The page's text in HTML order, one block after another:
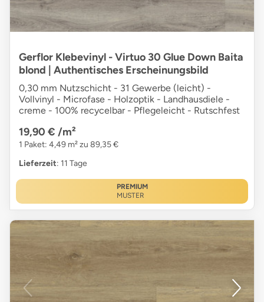
Gerflor Klebevinyl - Virtuo 30 Glue Down Baita
blond | Authentisches Erscheinungsbild
0,30 mm Nutzschicht - 31 Gewerbe (leicht) -
Vollvinyl - Microfase - Holzoptik - Landhausdiele -
creme - 100% recycelbar - Pflegeleicht - Rutschfest
19,90 € /m²
1 Paket: 4,49 m² zu 89,35 €
Lieferzeit: 11 Tage
PREMIUM
MUSTER